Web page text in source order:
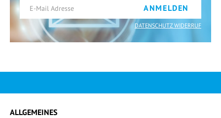
ANMELDEN
DATENSCHUTZ WIDERRUF
ALLGEMEINES